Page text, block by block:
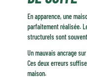
En apparence, une
parfaitement réalisée.
structurels sont
Un mauvais ancrage
Ces deux erreurs
maison.